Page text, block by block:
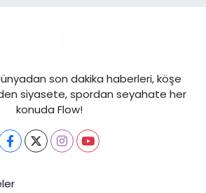
son dakika haberleri, köşe
siyasete, spordan seyahate her
konuda Flow!